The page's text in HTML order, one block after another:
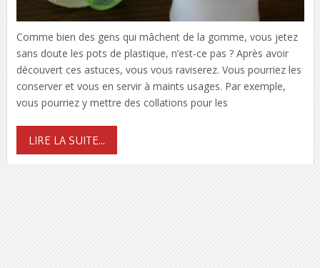
Comme bien des gens qui mâchent de la gomme, vous jetez
sans doute les pots de plastique, n’est-ce pas ? Après avoir
découvert ces astuces, vous vous raviserez. Vous pourriez les
conserver et vous en servir à maints usages. Par exemple,
vous pourriez y mettre des collations pour les
LIRE LA SUITE...